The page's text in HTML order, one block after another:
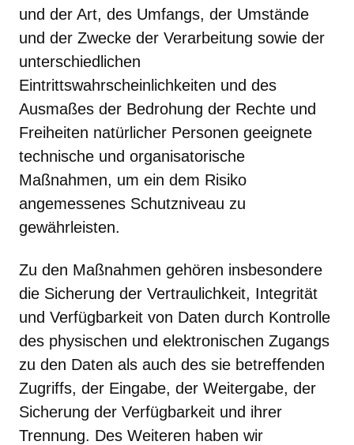
und der Art, des Umfangs, der Umstände
und der Zwecke der Verarbeitung sowie der
unterschiedlichen
Eintrittswahrscheinlichkeiten und des
Ausmaßes der Bedrohung der Rechte und
Freiheiten natürlicher Personen geeignete
technische und organisatorische
Maßnahmen, um ein dem Risiko
angemessenes Schutzniveau zu
gewährleisten.
Zu den Maßnahmen gehören insbesondere
die Sicherung der Vertraulichkeit, Integrität
und Verfügbarkeit von Daten durch Kontrolle
des physischen und elektronischen Zugangs
zu den Daten als auch des sie betreffenden
Zugriffs, der Eingabe, der Weitergabe, der
Sicherung der Verfügbarkeit und ihrer
Trennung. Des Weiteren haben wir